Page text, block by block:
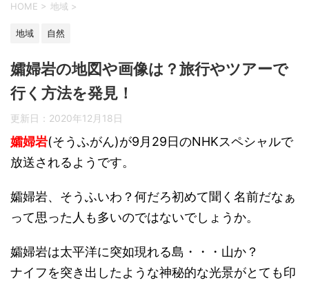
HOME > 地域 >
地域 自然
孀婦岩の地図や画像は？旅行やツアーで
行く方法を発見！
更新日： 2020年12月18日
孀婦岩(そうふがん)が9月29日のNHKスペシャルで
放送されるようです。
孀婦岩、そうふいわ？何だろ初めて聞く名前だなぁ
って思った人も多いのではないでしょうか。
孀婦岩は太平洋に突如現れる島・・・山か？
ナイフを突き出したような神秘的な光景がとても印